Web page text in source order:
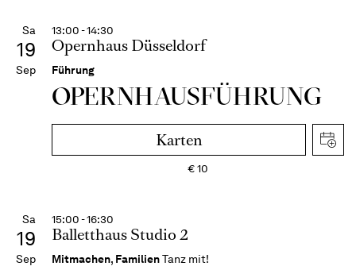
Sa
19
Sep
13:00 - 14:30
Opernhaus Düsseldorf
Führung
OPERN­HAUS­FÜH­RUNG
Karten
€10
Sa
19
Sep
15:00 - 16:30
Balletthaus Studio 2
Mitmachen, FamilienTanz mit!